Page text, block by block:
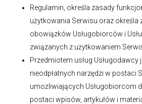
Regulamin, określa zasady
użytkowania Serwisu oraz określa
obowiązków Usługobiorców i
związanych z użytkowaniem
Przedmiotem usług Usługodawcy
nieodpłatnych narzędzi w postaci
umożliwiających Usługobiorcom
postaci wpisów, artykułów i